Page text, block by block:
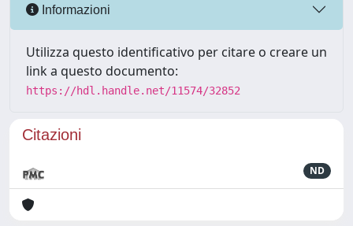
Informazioni
Utilizza questo identificativo per citare o creare un
link a questo documento:
https://hdl.handle.net/11574/32852
Citazioni
ND